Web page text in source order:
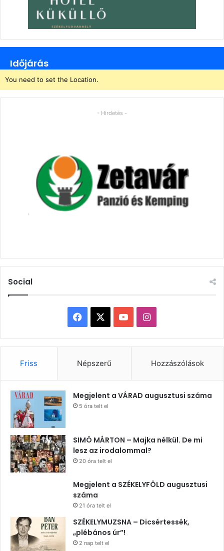
Időjárás
You need to set the Location.
- Hirdetés -
Social
Facebook YouTubeInstagram
Friss Népszerű Hozzászólások
Megjelent a VÁRAD augusztusi száma
5 óra telt el
SIMÓ MÁRTON – Majka nélkül. De mi
lesz az irodalommal?
20 óra telt el
Megjelent a SZÉKELYFÖLD augusztusi
száma
21 óra telt el
SZÉKELYMUZSNA – Dicsértessék,
„plébános úr”!
2 nap telt el